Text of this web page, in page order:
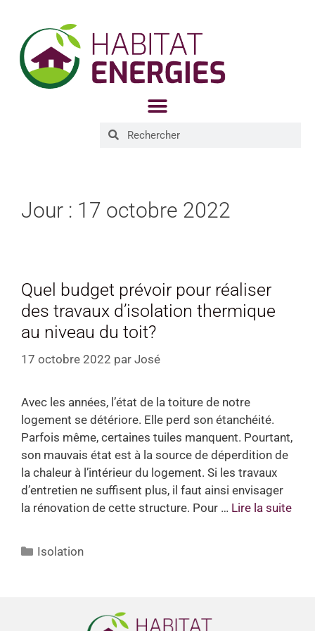
Jour : 17 octobre 2022
Quel budget prévoir pour réaliser
des travaux d’isolation thermique
au niveau du toit?
17 octobre 2022 par José
Avec les années, l’état de la toiture de notre
logement se détériore. Elle perd son étanchéité.
Parfois même, certaines tuiles manquent. Pourtant,
son mauvais état est à la source de déperdition de
la chaleur à l’intérieur du logement. Si les travaux
d’entretien ne suffisent plus, il faut ainsi envisager
la rénovation de cette structure. Pour … Lire la suite
Isolation